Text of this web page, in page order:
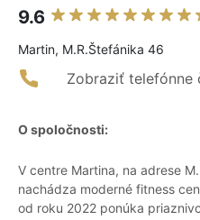
9.6
Martin, M.R.Štefánika 46
Zobraziť telefónne
O spoločnosti:
V centre Martina, na adrese
nachádza moderné fitness
od roku 2022 ponúka